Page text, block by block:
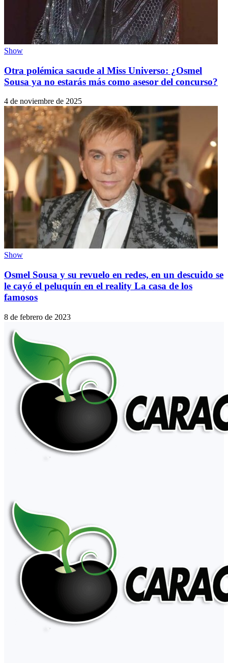
Show
Otra polémica sacude al Miss Universo: ¿Osmel
Sousa ya no estarás más como asesor del concurso?
4 de noviembre de 2025
Show
Osmel Sousa y su revuelo en redes, en un descuido se
le cayó el peluquín en el reality La casa de los
famosos
8 de febrero de 2023